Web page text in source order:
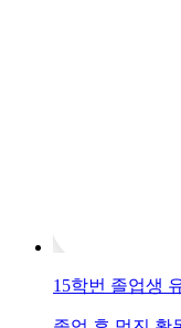
15학번 졸업생